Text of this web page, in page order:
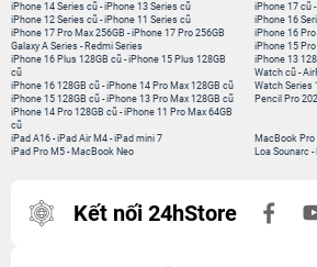
iPhone 14 Series cũ -iPhone 13 Series cũ
iPhone 12 Series cũ -iPhone 11 Series cũ
iPhone 17 Pro Max 256GB -iPhone 17 Pro 256GB
Galaxy A Series - Redmi Series
iPhone 17 cũ-
iPhone 16
iPhone 16
iPhone 15
iPhone 16 Plus 128GB cũ -iPhone 15 Plus 128GB
cũ
iPhone 16 128GB cũ -iPhone 14 Pro Max 128GB cũ
iPhone 15 128GB cũ -iPhone 13 Pro Max 128GB cũ
iPhone 14 Pro 128GB cũ -iPhone 11 Pro Max 64GB
cũ
iPhone 13
Watch cũ-
Watch Series
Pencil Pro
iPad A16 -iPad Air M4 -iPad mini 7
iPad Pro M5 - MacBook Neo
MacBook Pro
Loa Sounarc-
Kết nối 24hStore